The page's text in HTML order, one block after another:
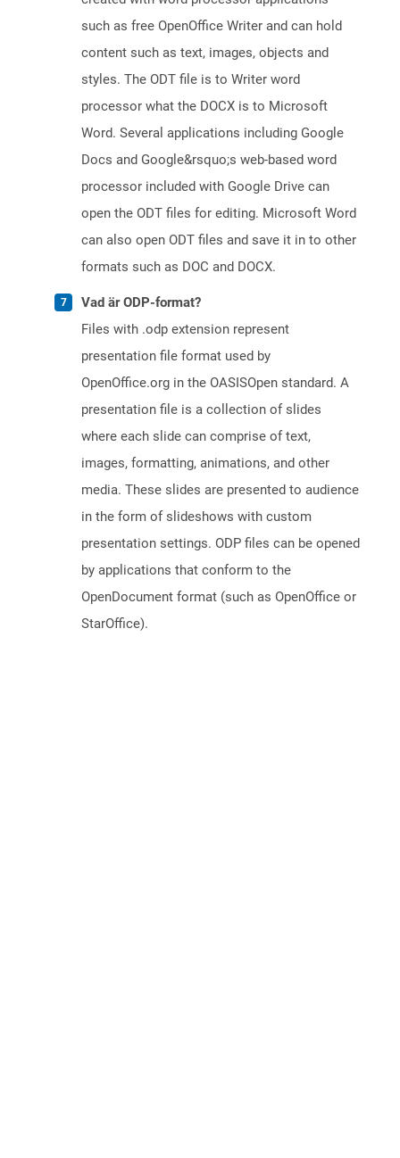
such as free OpenOffice Writer and can hold
content such as text, images, objects and
styles. The ODT file is to Writer word
processor what the DOCX is to Microsoft
Word. Several applications including Google
Docs and Google&rsquo;s web-based word
processor included with Google Drive can
open the ODT files for editing. Microsoft Word
can also open ODT files and save it in to other
formats such as DOC and DOCX.
Vad är ODP-format?
Files with .odp extension represent
presentation file format used by
OpenOffice.org in the OASISOpen standard. A
presentation file is a collection of slides
where each slide can comprise of text,
images, formatting, animations, and other
media. These slides are presented to audience
in the form of slideshows with custom
presentation settings. ODP files can be opened
by applications that conform to the
OpenDocument format (such as OpenOffice or
StarOffice).